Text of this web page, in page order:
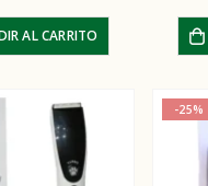
AL CARRITO
-25%